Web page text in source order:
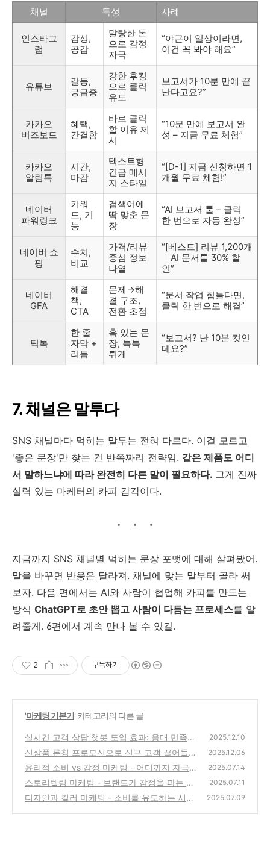
채널 특성 사례
인스타그
램
감성,
공감
말랑한 톤
으로 감정
자극
“야근이 일상이라면,
이건 꼭 봐야 해요”
유튜브
갈등,
궁금증
강한 후킹
으로 클릭
유도
보고서가 10분 만에 끝
난다고요?”
카카오
비즈보드
혜택,
간결함
바로 클릭
할 이유 제
시
“10분 만에 보고서 완
성 – 지금 무료 체험”
카카오
알림톡
시간,
마감
텍스트형
긴급 메시
지 스타일
“[D-1] 지금 신청하면 1
개월 무료 체험!”
네이버
파워링크
키워
드, 기
능
검색어에
딱 맞춘 문
장
“AI 보고서 툴 – 클릭
한 번으로 자동 완성”
네이버 쇼
핑
수치,
비교
가격/리뷰
중심 정보
나열
“[베스트] 리뷰 1,200개
｜AI 문서툴 30% 할
인”
네이버
GFA
해결
책,
CTA
문제→해
결 구조,
전환 초점
“문서 작업 힘들다면,
클릭 한 번으로 해결”
틱톡
한 줄
자막 +
리듬
훅 있는 문
장, 톡톡
튀게
“보고서? 난 10분 컷인
데요?”
7. 채널은 말투다
SNS 채널마다 먹히는 말투는 전혀 다르다. 이걸 모르고
'좋은 문장'만 찾는 건 반쪽짜리 전략임. 같은 제품도 어디
서 말하느냐에 따라 완전히 다른 말이 필요하다. 그게 진짜
실력 있는 마케터의 카피 감각이다.
지금까지 SNS 채널별 먹히는 문장 포맷에 대해 살펴봤어.
말을 바꾸면 반응은 달라져. 채널에 맞는 말부터 골라 써
보자. 다음 편에서는 AI와 사람이 협업해 카피를 만드는
방식 ChatGPT로 초안 뽑고 사람이 다듬는 프로세스를 알
려줄게. 6편에서 계속 만나 볼 수 있길.
2 구독하기
'마케팅 기본기' 카테고리의 다른 글
실시간 고객 상담 챗봇 도입 효과: 응대 만족부
터 매출 전환까지 완벽 정리
(0)
2025.12.10
신상품 론칭 프로모션으로 신규 고객 끌어들이
는 실전 마케팅 전략 10가지
(0)
2025.12.06
윤리적 소비 vs 감정 마케팅 - 어디까지 자극
해도 될까?
(1)
2025.07.14
스토리텔링 마케팅 - 브랜드가 감정을 파는 시
대
(1)
2025.07.11
디자인과 컬러 마케팅 - 소비를 유도하는 시각
2025.07.09